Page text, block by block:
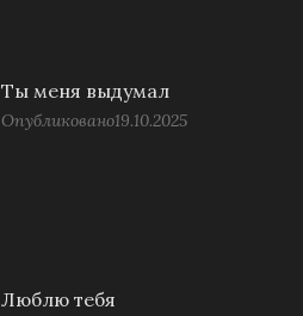
Ты меня выдумал
Опубликовано19.10.2025
Люблю тебя